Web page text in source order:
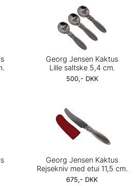
Georg Jensen Kaktus
Lille saltske 5,4 cm.
500,- DKK
Georg Jensen Kaktus
Rejsekniv med etui 11,5 cm.
675,- DKK